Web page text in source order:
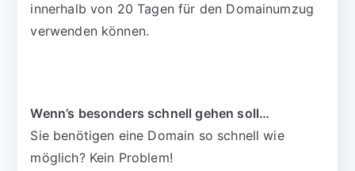
innerhalb von 20 Tagen für den Domainumzug
verwenden können.
Wenn’s besonders schnell gehen soll…
Sie benötigen eine Domain so schnell wie
möglich? Kein Problem!